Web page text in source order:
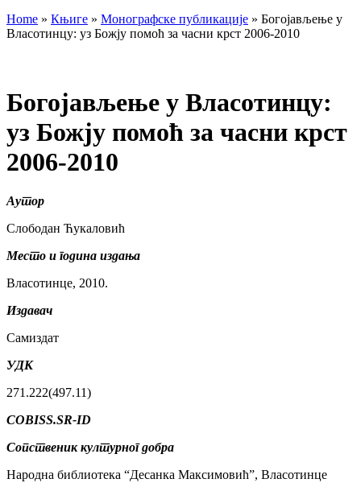
Home » Књиге » Монографске публикације » Богојављење у
Власотинцу: уз Божју помоћ за часни крст 2006-2010
Богојављење у Власотинцу:
уз Божју помоћ за часни крст
2006-2010
Аутор
Слободан Ћукаловић
Место и година издања
Власотинце, 2010.
Издавач
Самиздат
УДК
271.222(497.11)
COBISS.SR-ID
Сопственик културног добра
Народна библиотека “Десанка Максимовић”, Власотинце